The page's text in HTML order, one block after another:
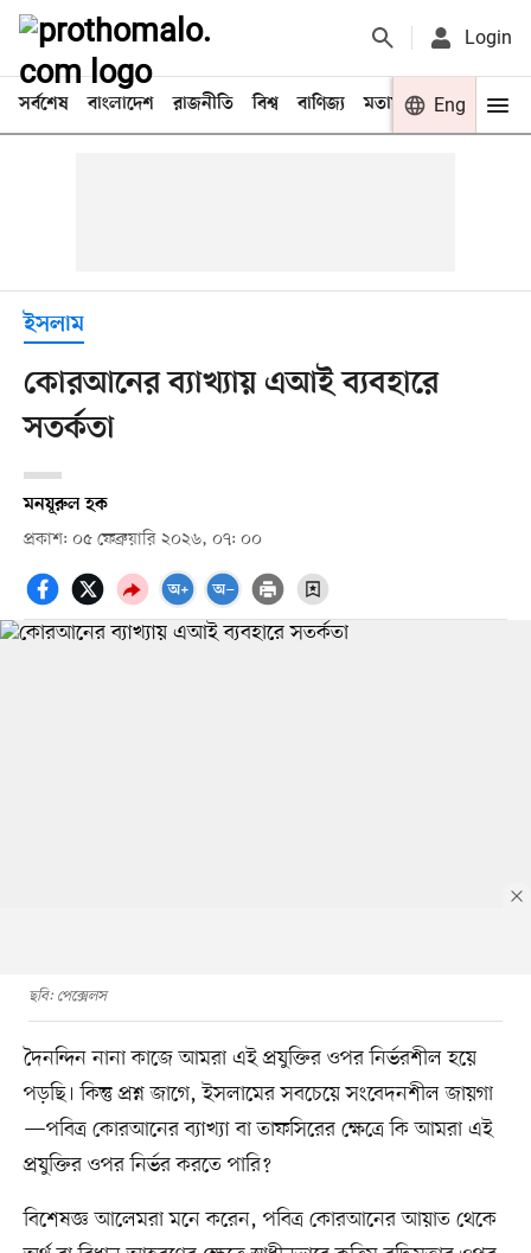
Login
সর্বশেষ বাংলাদেশ রাজনীতি বিশ্ব বাণিজ্য মতামত খেলা
Eng
ইসলাম
কোরআনের ব্যাখ্যায় এআই ব্যবহারে
সতর্কতা
মনযূরুল হক
প্রকাশ: ০৫ ফেব্রুয়ারি ২০২৬, ০৭: ০০
ছবি: পেক্সেলস
দৈনন্দিন নানা কাজে আমরা এই প্রযুক্তির ওপর নির্ভরশীল হয়ে
পড়ছি। কিন্তু প্রশ্ন জাগে, ইসলামের সবচেয়ে সংবেদনশীল জায়গা
—পবিত্র কোরআনের ব্যাখ্যা বা তাফসিরের ক্ষেত্রে কি আমরা এই
প্রযুক্তির ওপর নির্ভর করতে পারি?
বিশেষজ্ঞ আলেমরা মনে করেন, পবিত্র কোরআনের আয়াত থেকে